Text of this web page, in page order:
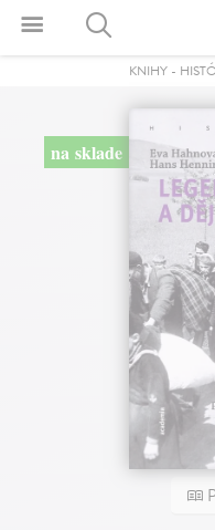
KNIHY -
na sklade